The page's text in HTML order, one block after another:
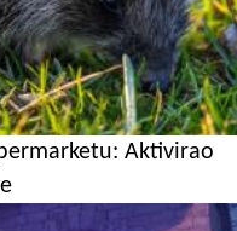
Aktivirao